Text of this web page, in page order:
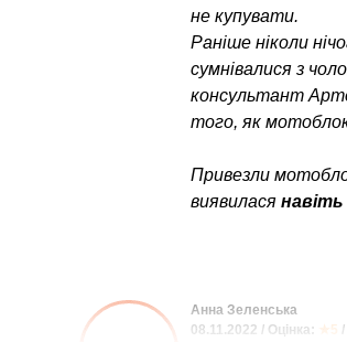
не купувати.
Раніше ніколи
сумнівалися з
консультант
того, як
Привезли
виявилася
Анна Зеленська
08.11.2022 / Оцінка: ★5